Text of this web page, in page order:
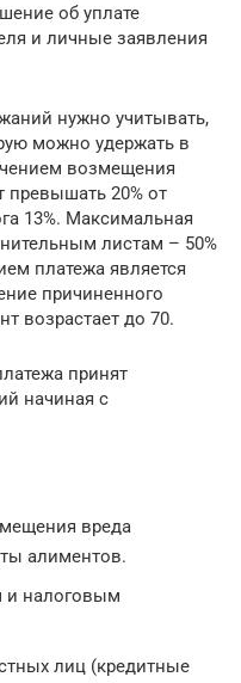
об уплате
и личные заявления
нужно учитывать,
можно удержать в
возмещения
превышать 20% от
13%. Максимальная
листам – 50%
платежа является
причиненного
возрастает до 70.
принят
начиная с
вреда
алиментов.
и налоговым
лиц (кредитные